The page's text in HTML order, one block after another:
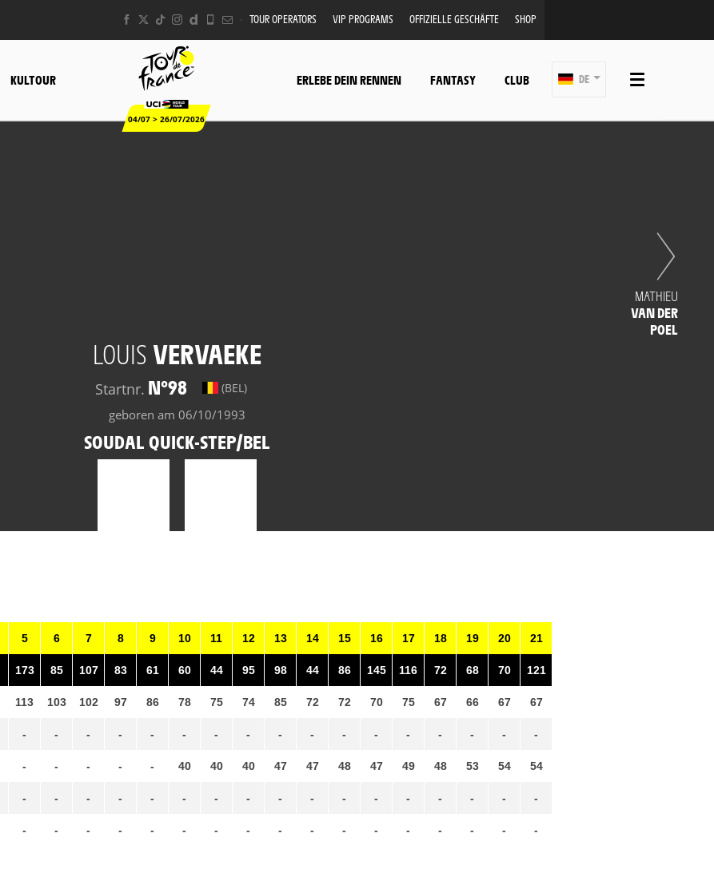
TOUR OPERATORS VIP PROGRAMS OFFIZIELLE GESCHÄFTE SHOP
KULTOUR
04/07 > 26/07/2026
ERLEBE DEIN RENNEN FANTASY CLUB DE
LOUIS VERVAEKE
Startnr. N°98 (BEL)
geboren am 06/10/1993
SOUDAL QUICK-STEP/BEL
MATHIEU
VAN DER
POEL
5
173
113
-
-
-
-
6
85
103
-
-
-
-
7
107
102
-
-
-
-
8
83
97
-
-
-
-
9
61
86
-
-
-
-
10
60
78
-
40
-
-
11
44
75
-
40
-
-
12
95
74
-
40
-
-
13
98
85
-
47
-
-
14
44
72
-
47
-
-
15
86
72
-
48
-
-
16
145
70
-
47
-
-
17
116
75
-
49
-
-
18
72
67
-
48
-
-
19
68
66
-
53
-
-
20
70
67
-
54
-
-
21
121
67
-
54
-
-